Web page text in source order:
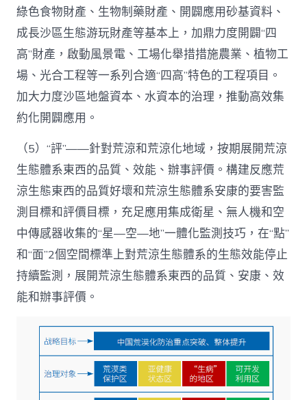
綠色食物財產、生物制藥財產、開闢應用砂基資料、
成長沙區生態游玩財產等基本上，加鼎力度開闢“四
高”財產，啟動風景電、工場化舉措措施農業、植物工
場、光合工程等一系列合適“四高”特色的工程項目。
加大力度沙區地盤資本、水資本的治理，推動高效集
約化開闢應用。
（5）“評”——針對荒涼和荒涼化地域，按期展開荒涼
生態體系東西的品質、效能、辦事評價。構建反應荒
涼生態東西的品質好壞和荒涼生態體系安康的要害監
測目標和評價目標，充足應用集成衛星、無人機和空
中傳感器收集的“星—空—地”一體化監測技巧，在“點”
和“面”2個空間標準上對荒涼生態體系的生態效能停止
持續監測，展開荒涼生態體系東西的品質、安康、效
能和辦事評價。